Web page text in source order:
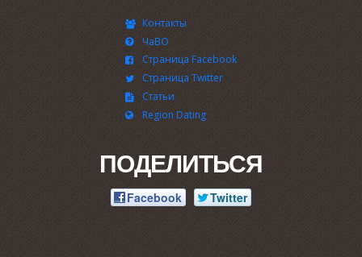
Контакты
ЧаВО
Страница Facebook
Страница Twitter
Статьи
Region Dating
ПОДЕЛИТЬСЯ
Facebook Twitter